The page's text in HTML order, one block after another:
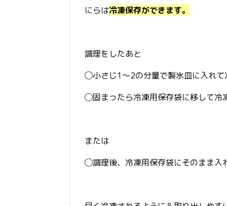
にらは冷凍保存ができます。
調理をしたあと
◯小さじ1〜2の分量で製氷皿に入れて
◯固まったら冷凍用保存袋に移して冷
または
◯調理後、冷凍用保存袋にそのまま入